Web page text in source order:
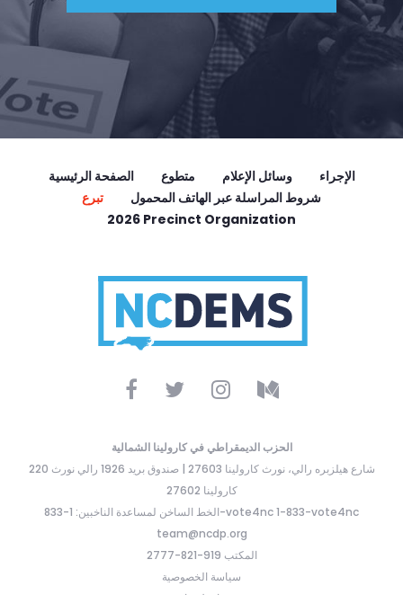
الصفحة الرئيسية متطوع وسائل الإعلام
الإجراء
تبرع
شروط المراسلة عبر الهاتف المحمول
2026 Precinct Organization
الحزب الديمقراطي في كارولينا الشمالية
220 شارع هيلزبره رالي، نورث كارولينا 27603 | صندوق بريد 1926 رالي نورث
كارولينا 27602
الخط الساخن لمساعدة الناخبين: 1-833-vote4nc 1-833-vote4nc
team@ncdp.org
المكتب 919-821-2777
سياسة الخصوصية